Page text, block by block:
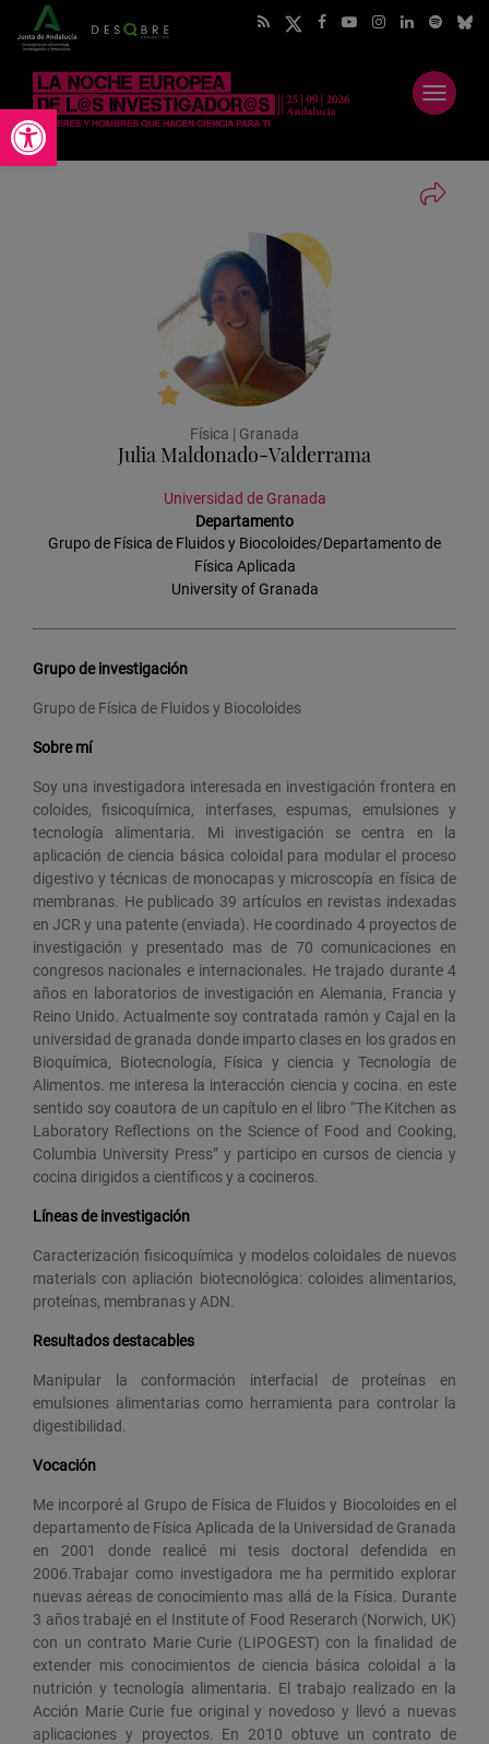
Abrir barra de herramientas
Abrir
menú
Física | Granada
Julia Maldonado-Valderrama
Universidad de Granada
Departamento
Grupo de Física de Fluidos y Biocoloides/Departamento de
Física Aplicada
University of Granada
Grupo de investigación
Grupo de Física de Fluidos y Biocoloides
Sobre mí
Soy una investigadora interesada en investigación frontera en
coloides, fisicoquímica, interfases, espumas, emulsiones y
tecnología alimentaria. Mi investigación se centra en la
aplicación de ciencia básica coloidal para modular el proceso
digestivo y técnicas de monocapas y microscopía en física de
membranas. He publicado 39 artículos en revistas indexadas
en JCR y una patente (enviada). He coordinado 4 proyectos de
investigación y presentado mas de 70 comunicaciones en
congresos nacionales e internacionales. He trajado durante 4
años en laboratorios de investigación en Alemania, Francia y
Reino Unido. Actualmente soy contratada ramón y Cajal en la
universidad de granada donde imparto clases en los grados en
Bioquímica, Biotecnología, Física y ciencia y Tecnología de
Alimentos. me interesa la interacción ciencia y cocina. en este
sentido soy coautora de un capítulo en el libro “The Kitchen as
Laboratory Reflections on the Science of Food and Cooking,
Columbia University Press” y participo en cursos de ciencia y
cocina dirigidos a científicos y a cocineros.
Líneas de investigación
Caracterización fisicoquímica y modelos coloidales de nuevos
materials con apliación biotecnológica: coloides alimentarios,
proteínas, membranas y ADN.
Resultados destacables
Manipular la conformación interfacial de proteínas en
emulsiones alimentarias como herramienta para controlar la
digestibilidad.
Vocación
Me incorporé al Grupo de Física de Fluidos y Biocoloides en el
departamento de Física Aplicada de la Universidad de Granada
en 2001 donde realicé mi tesis doctoral defendida en
2006.Trabajar como investigadora me ha permitido explorar
nuevas aéreas de conocimiento mas allá de la Física. Durante
3 años trabajé en el Institute of Food Reserarch (Norwich, UK)
con un contrato Marie Curie (LIPOGEST) con la finalidad de
extender mis conocimientos de ciencia básica coloidal a la
nutrición y tecnología alimentaria. El trabajo realizado en la
Acción Marie Curie fue original y novedoso y llevó a nuevas
aplicaciones y proyectos. En 2010 obtuve un contrato de